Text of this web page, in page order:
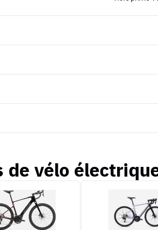
de vélo
Synapse Neo Decathlon Van